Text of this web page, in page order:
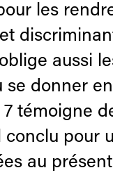
les
aussi
donner
témoigne
pour
au